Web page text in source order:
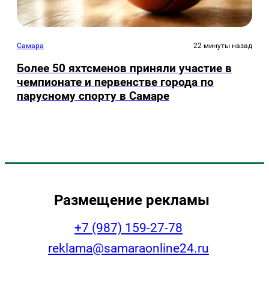
Самара 22 минуты назад
Более 50 яхтсменов приняли участие в
чемпионате и первенстве города по
парусному спорту в Самаре
Размещение рекламы
+7 (987) 159-27-78
reklama@samaraonline24.ru